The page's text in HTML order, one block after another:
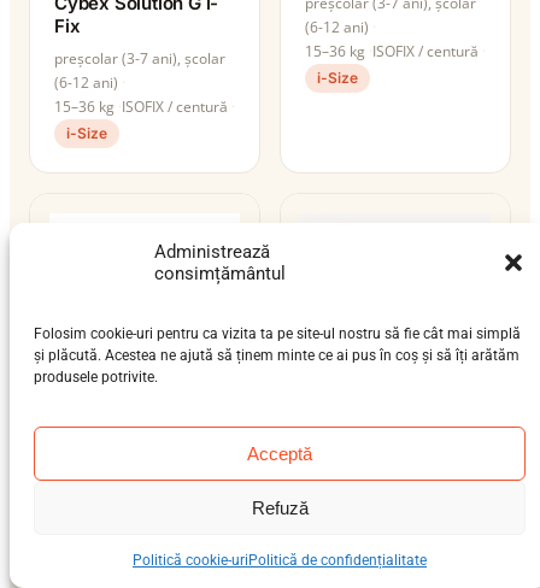
Administrează
consimțământul
Folosim cookie-uri pentru ca vizita ta pe site-ul nostru să fie cât mai simplă
și plăcută. Acestea ne ajută să ținem minte ce ai pus în coș și să îți arătăm
produsele potrivite.
Acceptă
Refuză
Politică cookie-uri Politică de confidențialitate
Fix
preșcolar (3-7 ani), școlar
(6-12 ani)
15–36 kg ISOFIX / centură
i-Size
(6-12 ani)
15–36 kg ISOFIX / centură
i-Size
Fix
ISOFIX / centură
Joie Every Stage
R129
nou-născut (0-12 luni),
preșcolar (3-7 ani), școlar
(6-12 ani)